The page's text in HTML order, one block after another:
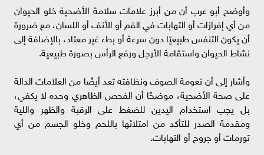
وأوضح أبو عرب أن من أبرز علامات سلامة الأضحية خلو الحيوان
من أي إفرازات أو التهابات في الفم أو الأنف أو اللسان، مع ضرورة
أن يكون التنفس طبيعيًا دون سرعة أو بطء غير معتاد، بالإضافة إلى
نشاط الحيوان واستقامة الأرجل ورفع الرأس بصورة طبيعية.
وأشار إلى أن نعومة الصوف ونظافته تعد أيضًا من العلامات الدالة
على صحة الأضحية، موضحًا أن الفحص الظاهري وحده لا يكفي،
بل يجب استخدام اليدين للضغط على الرقبة والظهر واللية
ومقدمة الصدر للتأكد من امتلائها باللحم وخلو الجسم من أي
تورمات أو جروح أو التهابات.